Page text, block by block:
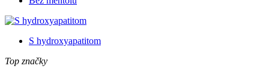
S hydroxyapatitom
Top značky